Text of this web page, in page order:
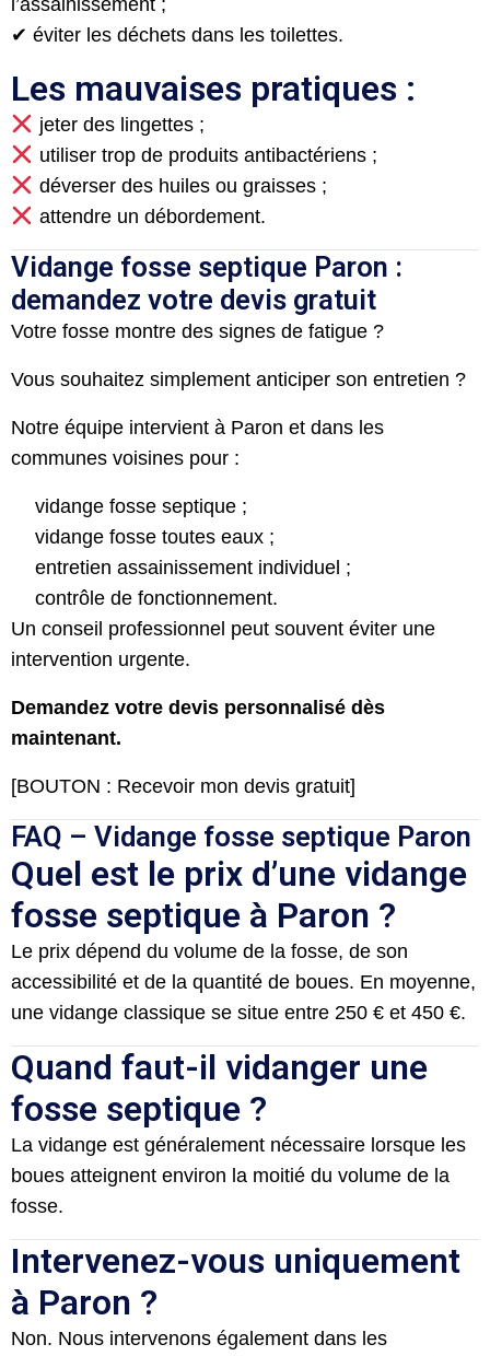
✔ éviter les déchets dans les toilettes.
Les mauvaises pratiques :
jeter des lingettes ;
utiliser trop de produits antibactériens ;
déverser des huiles ou graisses ;
attendre un débordement.
Vidange fosse septique Paron :
demandez votre devis gratuit
Votre fosse montre des signes de fatigue ?
Vous souhaitez simplement anticiper son entretien ?
Notre équipe intervient à Paron et dans les
communes voisines pour :
vidange fosse septique ;
vidange fosse toutes eaux ;
entretien assainissement individuel ;
contrôle de fonctionnement.
Un conseil professionnel peut souvent éviter une
intervention urgente.
Demandez votre devis personnalisé dès
maintenant.
[BOUTON : Recevoir mon devis gratuit]
FAQ – Vidange fosse septique Paron
Quel est le prix d’une vidange
fosse septique à Paron ?
Le prix dépend du volume de la fosse, de son
accessibilité et de la quantité de boues. En moyenne,
une vidange classique se situe entre 250 € et 450 €.
Quand faut-il vidanger une
fosse septique ?
La vidange est généralement nécessaire lorsque les
boues atteignent environ la moitié du volume de la
fosse.
Intervenez-vous uniquement
à Paron ?
Non. Nous intervenons également dans les